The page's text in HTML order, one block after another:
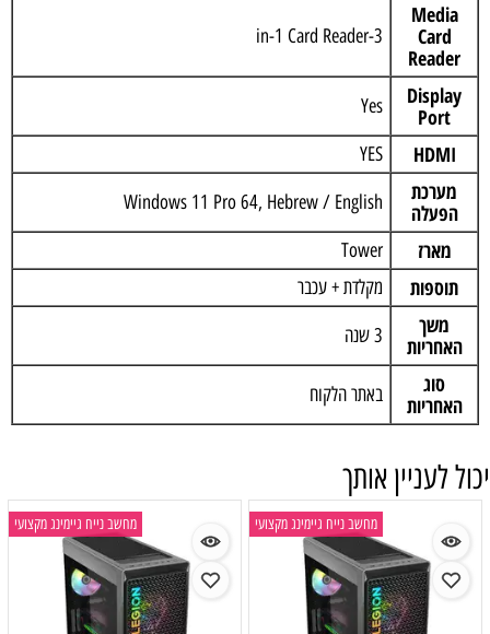
Media
Card
Reader
3-in-1 Card Reader
Display
Port
Yes
HDMI
YES
מערכת
הפעלה
Windows 11 Pro 64, Hebrew / English
מארז Tower
תוספות מקלדת + עכבר
משך
האחריות
3 שנה
סוג
האחריות
באתר הלקוח
יכול לעניין אותך
מחשב נייח גיימינג מקצועי מחשב נייח גיימינג מקצועי